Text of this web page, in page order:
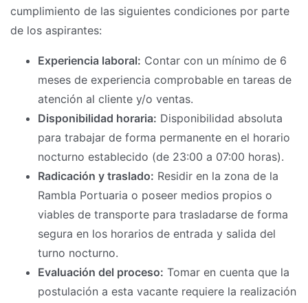
cumplimiento de las siguientes condiciones por parte
de los aspirantes:
Experiencia laboral: Contar con un mínimo de 6
meses de experiencia comprobable en tareas de
atención al cliente y/o ventas.
Disponibilidad horaria: Disponibilidad absoluta
para trabajar de forma permanente en el horario
nocturno establecido (de 23:00 a 07:00 horas).
Radicación y traslado: Residir en la zona de la
Rambla Portuaria o poseer medios propios o
viables de transporte para trasladarse de forma
segura en los horarios de entrada y salida del
turno nocturno.
Evaluación del proceso: Tomar en cuenta que la
postulación a esta vacante requiere la realización